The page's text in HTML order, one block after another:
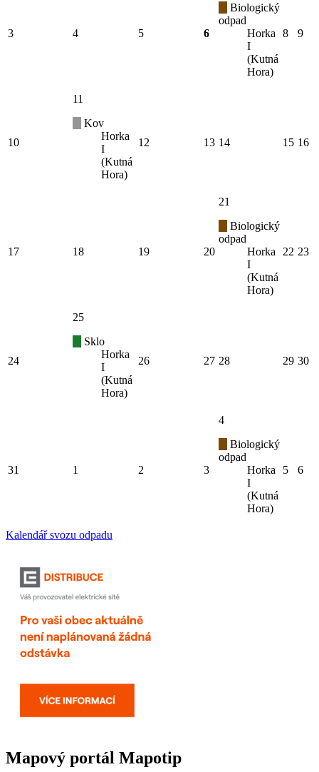
3 4 5 6
Biologický
odpad
Horka
I
(Kutná
Hora)
8 9
10
11
Kov
Horka
I
(Kutná
Hora)
12 13 14 15 16
17 18 19 20
21
Biologický
odpad
Horka
I
(Kutná
Hora)
22 23
24
25
Sklo
Horka
I
(Kutná
Hora)
26 27 28 29 30
31 1 2 3
4
Biologický
odpad
Horka
I
(Kutná
Hora)
5 6
Kalendář svozu odpadu
Mapový portál Mapotip